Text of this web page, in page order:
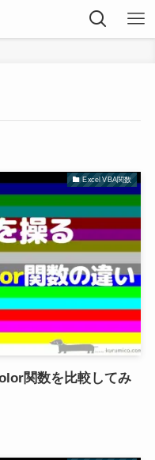
Excel VBA関数
関数を比較してみ